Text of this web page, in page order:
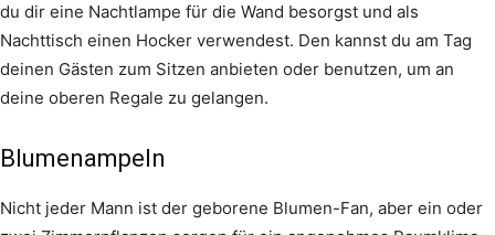
du dir eine Nachtlampe für die Wand besorgst und als
Nachttisch einen Hocker verwendest. Den kannst du am Tag
deinen Gästen zum Sitzen anbieten oder benutzen, um an
deine oberen Regale zu gelangen.
Blumenampeln
Nicht jeder Mann ist der geborene Blumen-Fan, aber ein oder